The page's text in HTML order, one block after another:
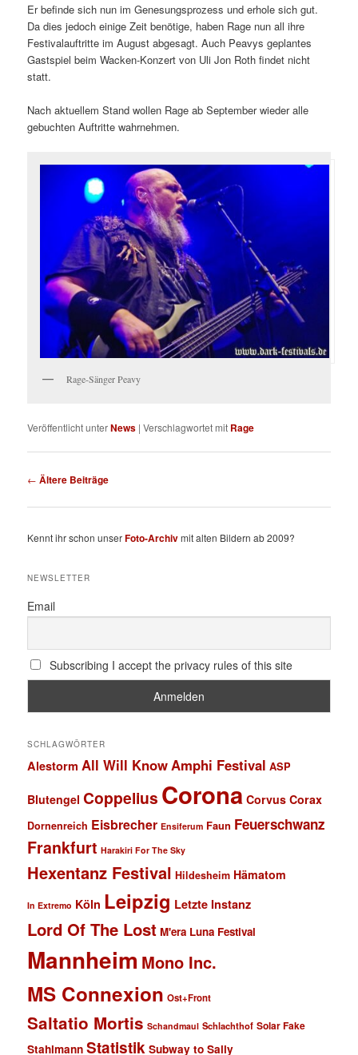
Er befinde sich nun im Genesungsprozess und erhole sich gut.
Da dies jedoch einige Zeit benötige, haben Rage nun all ihre
Festivalauftritte im August abgesagt. Auch Peavys geplantes
Gastspiel beim Wacken-Konzert von Uli Jon Roth findet nicht
statt.
Nach aktuellem Stand wollen Rage ab September wieder alle
gebuchten Auftritte wahrnehmen.
Rage-Sänger Peavy
Veröffentlicht unterNews |Verschlagwortet mit Rage
Beitragsnavigation
← Ältere Beiträge
Kennt ihr schon unserFoto-Archivmit alten Bildern ab 2009?
NEWSLETTER
Email
Subscribing I accept the privacy rules of this site
SCHLAGWÖRTER
Alestorm All Will KnowAmphi Festival ASP
Blutengel Coppelius Corona Corvus Corax
Dornenreich Eisbrecher Ensiferum Faun Feuerschwanz
Frankfurt Harakiri For The Sky
Hexentanz Festival Hildesheim Hämatom
In Extremo Köln Leipzig Letzte Instanz
Lord Of The Lost M'era Luna Festival
Mannheim Mono Inc.
MS Connexion Ost+Front
Saltatio Mortis Schandmaul Schlachthof Solar Fake
Stahlmann Statistik Subway to Sally